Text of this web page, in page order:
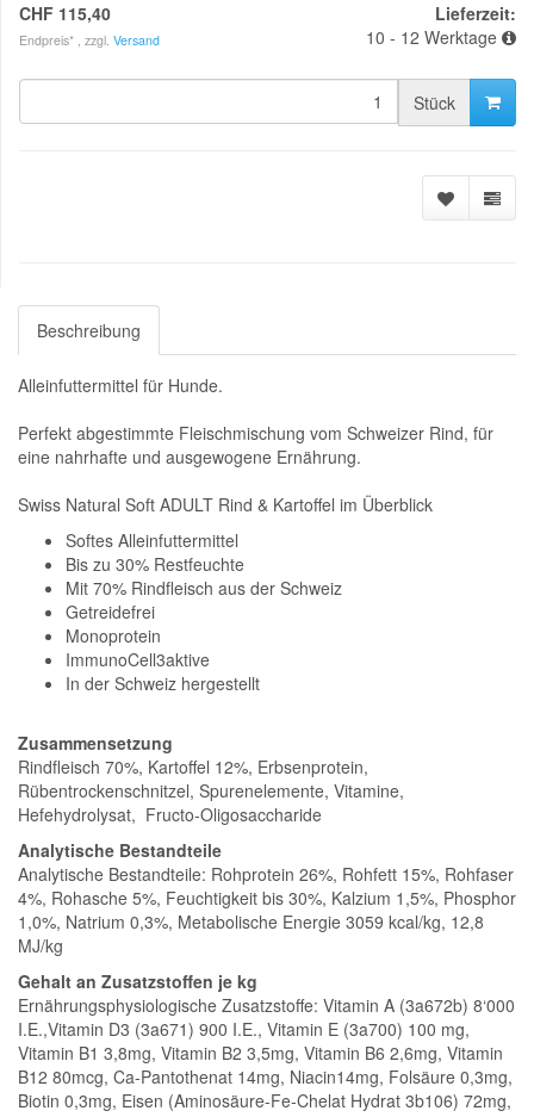
CHF 115,40
Endpreis* , zzgl. Versand
Lieferzeit:
10 - 12 Werktage
Stück
Beschreibung
Alleinfuttermittel für Hunde.
Perfekt abgestimmte Fleischmischung vom Schweizer Rind, für
eine nahrhafte und ausgewogene Ernährung.
Swiss Natural Soft ADULT Rind & Kartoffel im Überblick
Softes Alleinfuttermittel
Bis zu 30% Restfeuchte
Mit 70% Rindfleisch aus der Schweiz
Getreidefrei
Monoprotein
ImmunoCell3aktive
In der Schweiz hergestellt
Zusammensetzung
Rindfleisch 70%, Kartoffel 12%, Erbsenprotein,
Rübentrockenschnitzel, Spurenelemente, Vitamine,
Hefehydrolysat, Fructo-Oligosaccharide
Analytische Bestandteile
Analytische Bestandteile: Rohprotein 26%, Rohfett 15%, Rohfaser
4%, Rohasche 5%, Feuchtigkeit bis 30%, Kalzium 1,5%, Phosphor
1,0%, Natrium 0,3%, Metabolische Energie 3059 kcal/kg, 12,8
MJ/kg
Gehalt an Zusatzstoffen je kg
Ernährungsphysiologische Zusatzstoffe: Vitamin A (3a672b) 8‘000
I.E.,Vitamin D3 (3a671) 900 I.E., Vitamin E (3a700) 100 mg,
Vitamin B1 3,8mg, Vitamin B2 3,5mg, Vitamin B6 2,6mg, Vitamin
B12 80mcg, Ca-Pantothenat 14mg, Niacin14mg, Folsäure 0,3mg,
Biotin 0,3mg, Eisen (Aminosäure-Fe-Chelat Hydrat 3b106) 72mg,